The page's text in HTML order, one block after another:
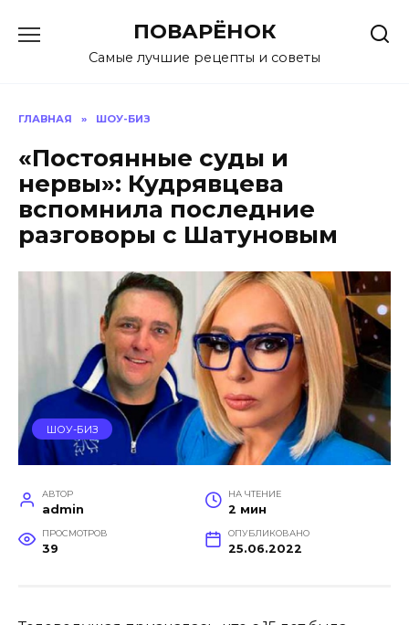
содержанию
ПОВАРЁНОК
Самые лучшие рецепты и советы
ГЛАВНАЯ » ШОУ-БИЗ
«Постоянные суды и
нервы»: Кудрявцева
вспомнила последние
разговоры с Шатуновым
ШОУ-БИЗ
АВТОР
admin
НА ЧТЕНИЕ
2 мин
ПРОСМОТРОВ
39
ОПУБЛИКОВАНО
25.06.2022